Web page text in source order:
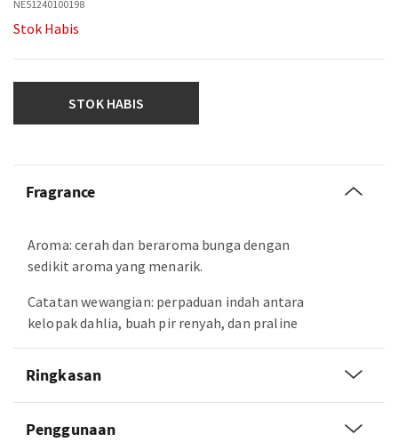
NE51240100198
Stok Habis
STOK HABIS
Fragrance
Aroma: cerah dan beraroma bunga dengan
sedikit aroma yang menarik.
Catatan wewangian: perpaduan indah antara
kelopak dahlia, buah pir renyah, dan praline
Ringkasan
Penggunaan